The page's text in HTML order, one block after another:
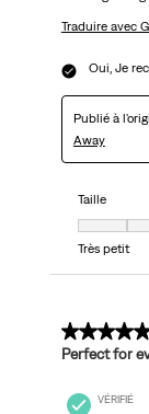
Traduire avec
Oui, Je
Publié à
Away
Taille
Taille, 4 sur
Très petit
5 sur 5
Perfect for
VÉRIFIÉ